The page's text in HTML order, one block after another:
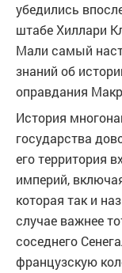
убедились
штабе Хиллари
Мали самый
знаний об
оправдания
История
государства
его территория
империй,
которая так и
случае важнее
соседнего
французскую